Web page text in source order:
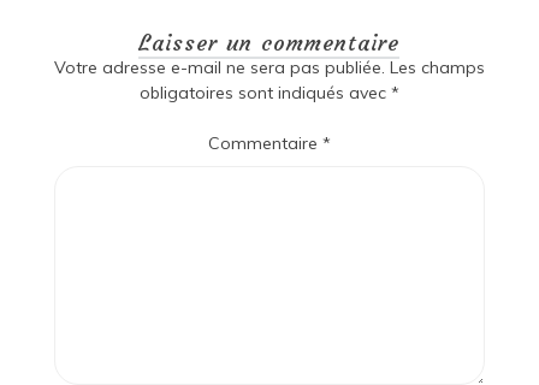
Laisser un commentaire
Votre adresse e-mail ne sera pas publiée. Les champs
obligatoires sont indiqués avec *
Commentaire *